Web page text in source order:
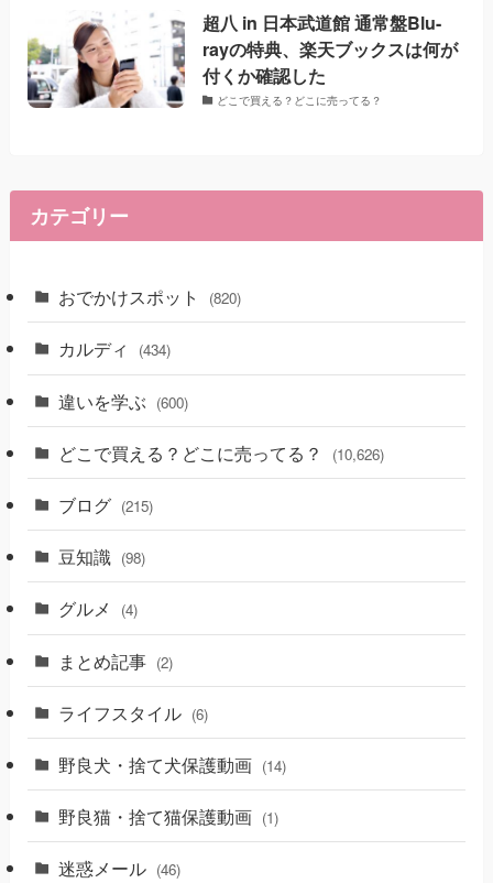
超八 in 日本武道館 通常盤Blu-
rayの特典、楽天ブックスは何が
付くか確認した
どこで買える？どこに売ってる？
カテゴリー
おでかけスポット (820)
カルディ (434)
違いを学ぶ (600)
どこで買える？どこに売ってる？ (10,626)
ブログ (215)
豆知識 (98)
グルメ (4)
まとめ記事 (2)
ライフスタイル (6)
野良犬・捨て犬保護動画 (14)
野良猫・捨て猫保護動画 (1)
迷惑メール (46)